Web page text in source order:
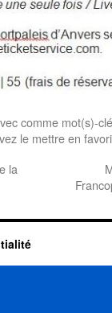
comme mot(s)-
le mettre en
la